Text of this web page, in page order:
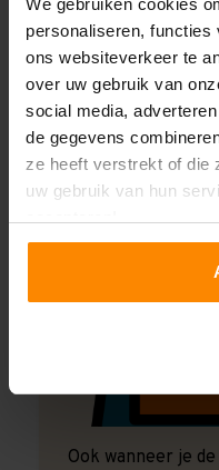
We gebruiken cookies
personaliseren, functies
ons websiteverkeer te
over uw gebruik van
social media,
de gegevens
ze heeft verstrekt of die
uw gebruik van hun
Ook wanneer je